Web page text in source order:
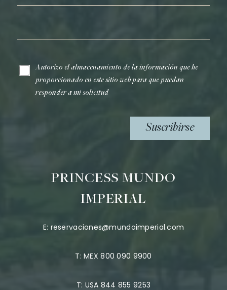
Autorizo el almacenamiento de la información que he
proporcionado en este sitio web para que puedan
responder a mi solicitud
Suscribirse
PRINCESS MUNDO
IMPERIAL
E: reservaciones@mundoimperial.com
T:MEX 800 090 9900
T: USA 844 855 9253